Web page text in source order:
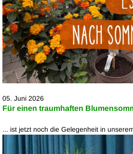
05. Juni 2026
Für einen traumhaften
... ist jetzt noch die Gelegenheit in